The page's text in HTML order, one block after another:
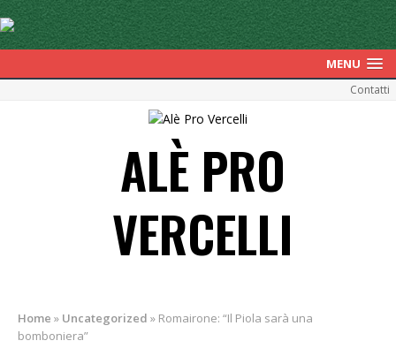
MENU
Contatti
ALÈ PRO
VERCELLI
Home » Uncategorized » Romairone: “Il Piola sarà una
bomboniera”